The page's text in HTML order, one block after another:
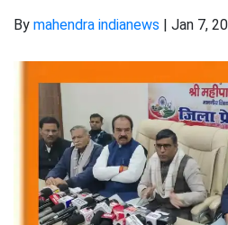
By mahendra indianews | Jan 7,